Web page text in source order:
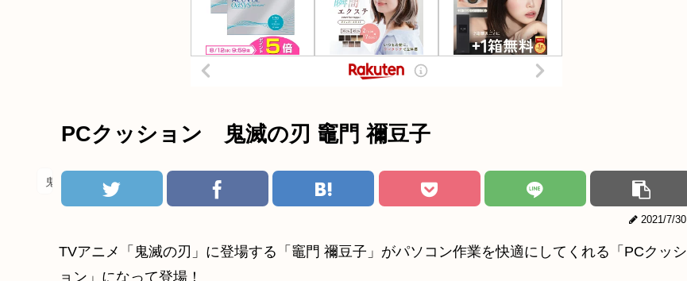
PCクッション 鬼滅の刃 竈門 禰豆子
鬼滅の刃
2021/7/30
TVアニメ「鬼滅の刃」に登場する「竈門 禰豆子」がパソコン作業を快適にしてくれる「PCクッシ
ョン」になって登場！